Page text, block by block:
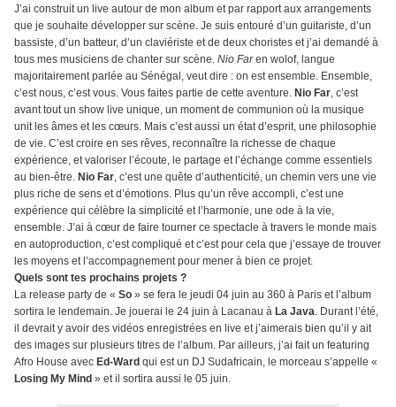
J’ai construit un live autour de mon album et par rapport aux arrangements
que je souhaite développer sur scène. Je suis entouré d’un guitariste, d’un
bassiste, d’un batteur, d’un claviériste et de deux choristes et j’ai demandé à
tous mes musiciens de chanter sur scène. Nio Faren wolof, langue
majoritairement parlée au Sénégal, veut dire : on est ensemble. Ensemble,
c’est nous, c’est vous. Vous faites partie de cette aventure. Nio Far, c’est
avant tout un show live unique, un moment de communion où la musique
unit les âmes et les cœurs. Mais c’est aussi un état d’esprit, une philosophie
de vie. C’est croire en ses rêves, reconnaître la richesse de chaque
expérience, et valoriser l’écoute, le partage et l’échange comme essentiels
au bien-être. Nio Far, c’est une quête d’authenticité, un chemin vers une vie
plus riche de sens et d’émotions. Plus qu’un rêve accompli, c’est une
expérience qui célèbre la simplicité et l’harmonie, une ode à la vie,
ensemble. J’ai à cœur de faire tourner ce spectacle à travers le monde mais
en autoproduction, c’est compliqué et c’est pour cela que j’essaye de trouver
les moyens et l’accompagnement pour mener à bien ce projet.
Quels sont tes prochains projets ?
La release party de « So » se fera le jeudi 04 juin au 360 à Paris et l’album
sortira le lendemain. Je jouerai le 24 juin à Lacanau à La Java. Durant l’été,
il devrait y avoir des vidéos enregistrées en live et j’aimerais bien qu’il y ait
des images sur plusieurs titres de l’album. Par ailleurs, j’ai fait un featuring
Afro House avec Ed-Ward qui est un DJ Sudafricain, le morceau s’appelle «
Losing My Mind » et il sortira aussi le 05 juin.